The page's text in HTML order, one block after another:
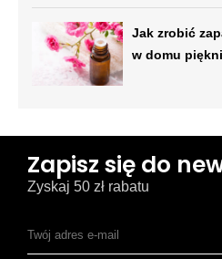
Jak zrobić
w domu
Zapisz się do
Zyskaj 50 zł rabatu